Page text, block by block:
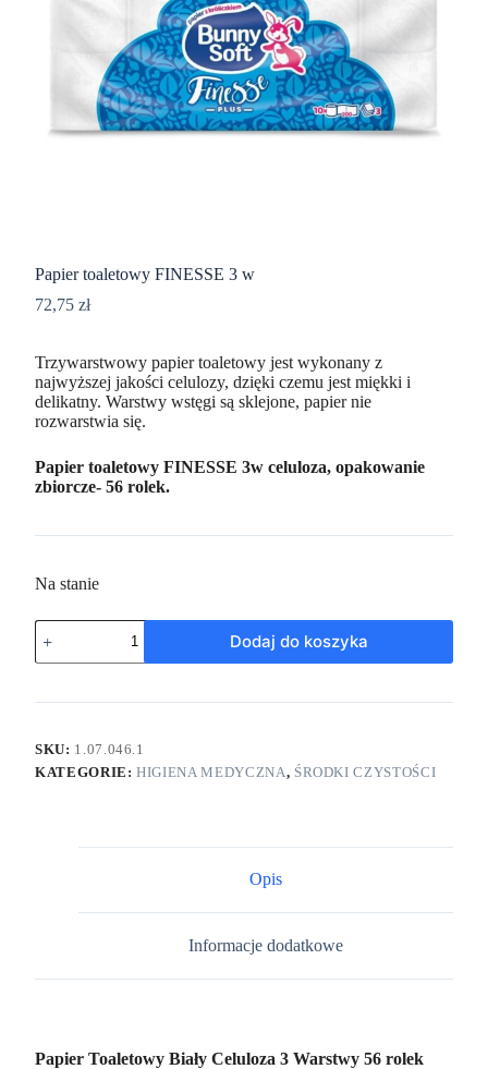
Papier toaletowy FINESSE 3 w
72,75 zł
Trzywarstwowy papier toaletowy jest wykonany z
najwyższej jakości celulozy, dzięki czemu jest miękki i
delikatny. Warstwy wstęgi są sklejone, papier nie
rozwarstwia się.
Papier toaletowy FINESSE 3w celuloza, opakowanie
zbiorcze- 56 rolek.
Na stanie
Dodaj do koszyka
SKU: 1.07.046.1
KATEGORIE:HIGIENA MEDYCZNA, ŚRODKI CZYSTOŚCI
Opis
Informacje dodatkowe
Papier Toaletowy Biały Celuloza 3 Warstwy 56 rolek